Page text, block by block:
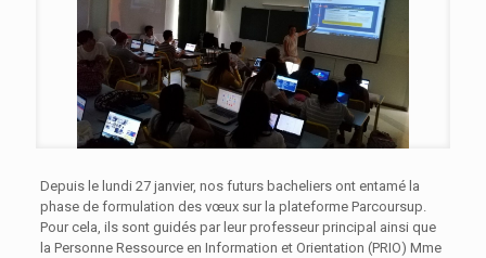
Depuis le lundi 27 janvier, nos futurs bacheliers ont entamé la
phase de formulation des vœux sur la plateforme Parcoursup.
Pour cela, ils sont guidés par leur professeur principal ainsi que
la Personne Ressource en Information et Orientation (PRIO) Mme